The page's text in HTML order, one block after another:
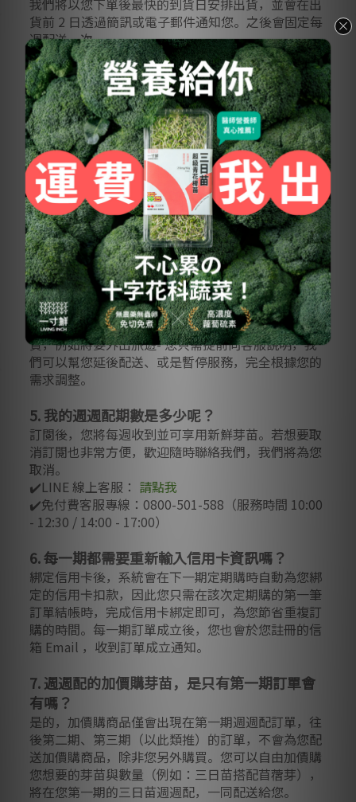
我們將以您下單後最快的到貨日安排出貨，並會在出
貨前 2 日透過簡訊或電子郵件通知您。之後會固定每
週配送一次
若想調整配送日期，請隨時聯繫我們 🙏
2. 我可以如何付款呢？
目前我們僅接受信用卡付款，但這樣做非常方便。您
只需在首次下單時填寫一次信用卡資料，之後每週系
統將自動扣款，不需要您再次操作。為您省去每次手
動付款的麻煩，讓您的購物更加簡單輕鬆。
3. 我該如何選擇購買數量呢？
請選擇您每週想要送達的芽苗「組數」，而不是配送
的次數喔！例如：如果您下單購買 6 組商品，這代表
我們每週將會送達 6 組三日苗給您（共 36盒），而
「不是」連續送達 6 週。
4. 我這週突然不能取貨，可以取消嗎？
我們的定期購服務非常靈活。如果您未來有事無法收
貨，例如將要外出旅遊- 您只需提前向客服說明，我
們可以幫您延後配送、或是暫停服務，完全根據您的
需求調整。
5. 我的週週配期數是多少呢？
訂閱後，您將每週收到並可享用新鮮芽苗。若想要取
消訂閱也非常方便，歡迎隨時聯絡我們，我們將為您
取消。
✔️LINE 線上客服： 請點我
✔️免付費客服專線：0800-501-588 （服務時間 10:00
- 12:30 / 14:00 - 17:00）
6. 每一期都需要重新輸入信用卡資訊嗎？
綁定信用卡後，系統會在下一期定期購時自動為您綁
定的信用卡扣款，因此您只需在該次定期購的第一筆
訂單結帳時，完成信用卡綁定即可，為您節省重複訂
購的時間。每一期訂單成立後，您也會於您註冊的信
箱 Email ，收到訂單成立通知。
7. 週週配的加價購芽苗，是只有第一期訂單會
有嗎？
是的，加價購商品僅會出現在第一期週週配訂單，往
後第二期、第三期（以此類推）的訂單，不會為您配
送加價購商品，除非您另外購買。 您可以自由加價購
您想要的芽苗與數量（例如：三日苗搭配苜蓿芽），
將在您第一期的三日苗週週配，一同配送給您。